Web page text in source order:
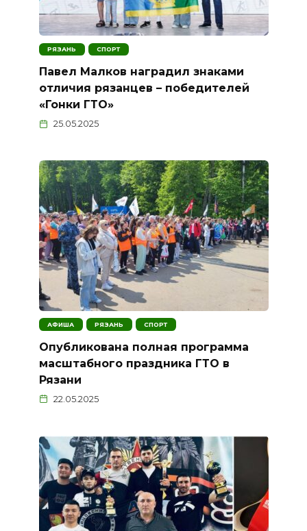
РЯЗАНЬ СПОРТ
Павел Малков наградил знаками
отличия рязанцев – победителей
«Гонки ГТО»
25.05.2025
АФИША РЯЗАНЬ СПОРТ
Опубликована полная программа
масштабного праздника ГТО в
Рязани
22.05.2025